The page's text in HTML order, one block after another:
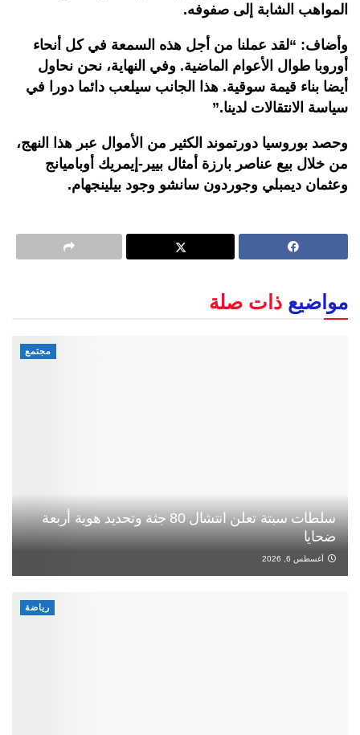
المواهب الشابة إلى صفوفه.
وأضاف: “لقد عملنا من أجل هذه السمعة في كل أنحاء
أوروبا طوال الأعوام الماضية. وفي النهاية، نحن نحاول
أيضا بناء قيمة سوقية. هذا الجانب سيلعب دائما دورا في
سياسة الانتقالات لدينا.”
وحصد بوروسيا دورتموند الكثير من الأموال عبر هذا النهج،
من خلال بيع عناصر بارزة أمثال بيير-إيمريك أوباميانج
وعثمان ديمبلي وجوردون سانشو وجود بيلينجهام.
مواضيع ذات صلة
مجتمع
سلطات سبتة تعلن انتشال 80 جثة وتحديد هوية أربعة
ضحايا
أغسطس 6, 2026
رياضة